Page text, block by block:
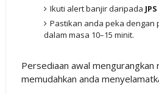
Ikuti alert banjir daripada JPS
Pastikan anda peka dengan
dalam masa 10–15 minit.
Persediaan awal mengurangkan
memudahkan anda